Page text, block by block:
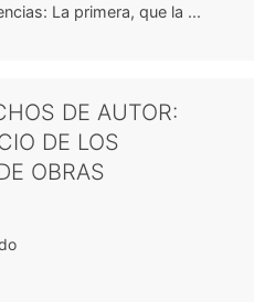
La primera, que la ...
DE AUTOR:
DE LOS
OBRAS